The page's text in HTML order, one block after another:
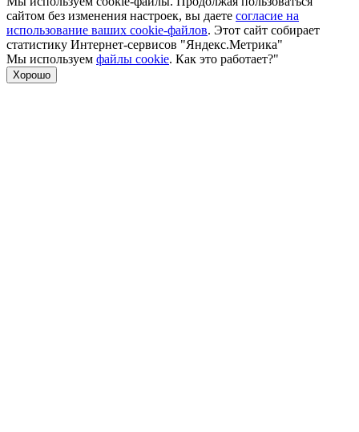
сайтом без изменения настроек, вы даете согласие на
использование ваших cookie-файлов. Этот сайт собирает
статистику Интернет-сервисов "Яндекс.Метрика"
Мы используем файлы cookie. Как это работает?"
Хорошо